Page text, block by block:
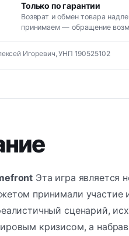
Только по гарантии
Возврат и обмен товара
принимаем — обращение
Игоревич, УНП 190525102
Эта игра является
принимали участие
сценарий,
кризисом, а